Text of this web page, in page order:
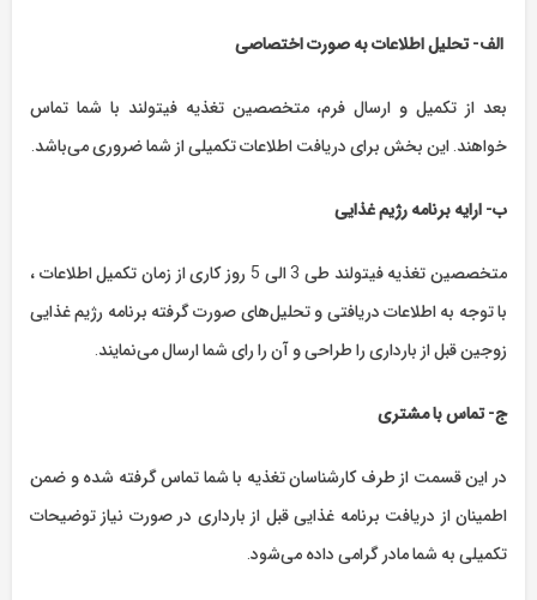
الف- تحلیل اطلاعات به صورت اختصاصی
بعد از تکمیل و ارسال فرم، متخصصین تغذیه فیتولند با شما تماس
خواهند. این بخش برای دریافت اطلاعات تکمیلی از شما ضروری می‌باشد.
ب- ارایه برنامه رژیم غذایی
متخصصین تغذیه فیتولند طی 3 الی 5 روز کاری از زمان تکمیل اطلاعات ،
با توجه به اطلاعات دریافتی و تحلیل‌های صورت گرفته برنامه رژیم غذایی
زوجین قبل از بارداری را طراحی و آن را رای شما ارسال می‌نمایند.
ج- تماس با مشتری
در این قسمت از طرف کارشناسان تغذیه با شما تماس گرفته شده و ضمن
اطمینان از دریافت برنامه غذایی قبل از بارداری در صورت نیاز توضیحات
تکمیلی به شما مادر گرامی داده می‌شود.